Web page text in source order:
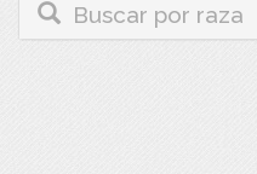
Buscar por raza